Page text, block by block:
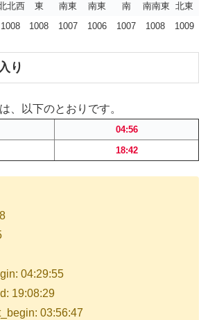
北西 東 南東 南東 南 南南東 北東
1008 1008 1007 1006 1007 1008 1009
り
、以下のとおりです。
04:56
18:42
04:29:55
19:08:29
03:56:47